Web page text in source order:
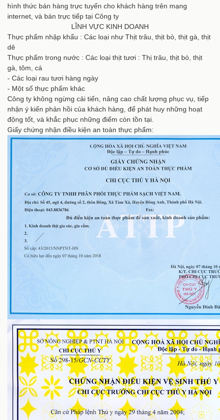
hình thức bán hàng trực tuyến cho khách hàng trên mạng
internet, và bán trực tiếp tại Công ty
LĨNH VỰC KINH DOANH
Thực phẩm nhập khẩu : Các loại như Thịt trâu, thịt bò, thịt gà, thịt
dê
Thực phẩm trong nước : Các loại thịt tươi : Thị trâu, thịt bò, thịt
gà, tôm, cá
- Các loại rau tươi hàng ngày
- Một số thực phẩm khác
Công ty không ngừng cải tiến, nâng cao chất lượng phục vụ, tiếp
nhận ý kiến phản hồi của khách hàng, để phát huy những hoạt
động tốt, và khắc phục những điểm còn tồn tại.
Giấy chứng nhận điều kiện an toàn thực phẩm: